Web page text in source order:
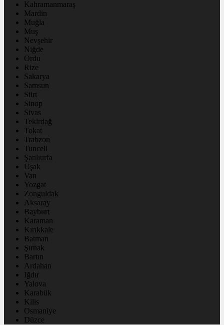
Kahramanmaraş
Mardin
Muğla
Muş
Nevşehir
Niğde
Ordu
Rize
Sakarya
Samsun
Siirt
Sinop
Sivas
Tekirdağ
Tokat
Trabzon
Tunceli
Şanlıurfa
Uşak
Van
Yozgat
Zonguldak
Aksaray
Bayburt
Karaman
Kırıkkale
Batman
Şırnak
Bartın
Ardahan
Iğdır
Yalova
Karabük
Kilis
Osmaniye
Düzce